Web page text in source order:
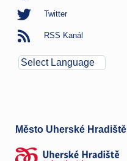
Twitter
RSS Kanál
Město Uherské Hradiště